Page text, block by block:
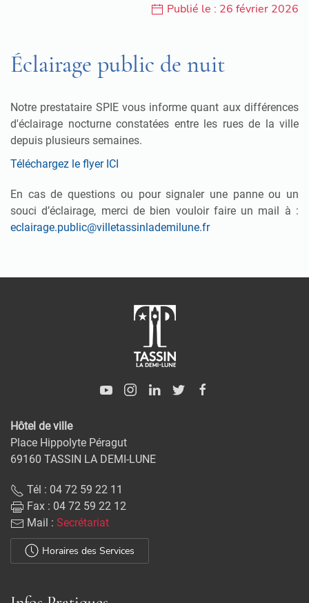
Publié le : 26 février 2026
Éclairage public de nuit
Notre prestataire SPIE vous informe quant aux différences
d'éclairage nocturne constatées entre les rues de la ville
depuis plusieurs semaines.
Téléchargez le flyer ICI
En cas de questions ou pour signaler une panne ou un
souci d’éclairage, merci de bien vouloir faire un mail à :
eclairage.public@villetassinlademilune.fr
Hôtel de ville
Place Hippolyte Péragut
69160 TASSIN LA DEMI-LUNE
Tél : 04 72 59 22 11
Fax : 04 72 59 22 12
Mail : Secrétariat
Horaires des Services